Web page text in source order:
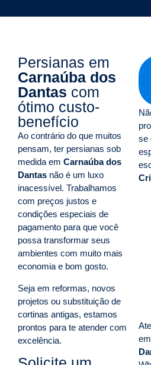
Persianas em
Carnaúba dos
Dantas com
ótimo custo-
benefício
Ao contrário do que muitos
pensam, ter persianas sob
medida em Carnaúba dos
Dantas não é um luxo
inacessível. Trabalhamos
com preços justos e
condições especiais de
pagamento para que você
possa transformar seus
ambientes com muito mais
economia e bom gosto.
Seja em reformas, novos
projetos ou substituição de
cortinas antigas, estamos
prontos para te atender com
excelência.
se
em